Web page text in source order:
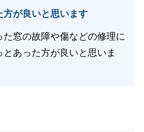
方が良いと思います
窓の故障や傷などの修理に
あった方が良いと思いま